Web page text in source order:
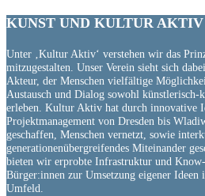
KUNST UND KULTUR AKTIV
Unter ‚Kultur Aktiv‘ verstehen wir das
mitzugestalten. Unser Verein sieht sich
Akteur, der Menschen vielfältige
Austausch und Dialog sowohl künstlerisch-
erleben. Kultur Aktiv hat durch innovative
Projektmanagement von Dresden bis
geschaffen, Menschen vernetzt, sowie
generationenübergreifendes Miteinander
bieten wir erprobte Infrastruktur und
Bürger:innen zur Umsetzung eigener
Umfeld.